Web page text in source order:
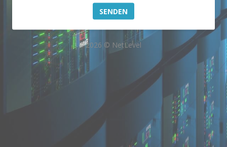
SENDEN
2026 © NetLevel